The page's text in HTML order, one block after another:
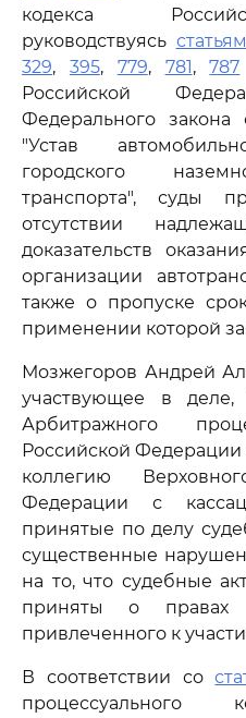
кодекса
руководствуясь
329, 395, 779, 781,787
Российской
Федерального закона
"Устав
городского
транспорта", суды
отсутствии
доказательств
организации
также о пропуске
применении которой
Мозжегоров Андрей
участвующее в
Арбитражного
Российской
коллегию
Федерации с
принятые по делу
существенные
на то, что судебные
приняты о правах
привлеченного к
В соответствии со
процессуального